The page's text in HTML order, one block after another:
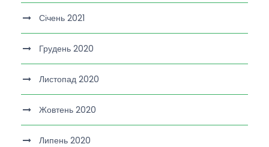
Січень 2021
Грудень 2020
Листопад 2020
Жовтень 2020
Липень 2020